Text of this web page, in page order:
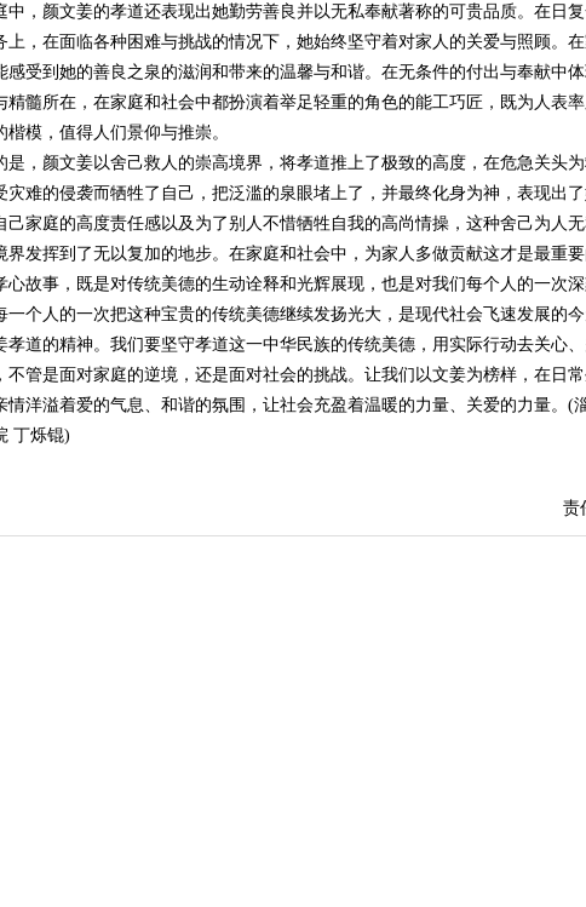
颜文姜的孝道还表现出她勤劳善良并以无私奉献著称的可贵品质。在日复
上，在面临各种困难与挑战的情况下，她始终坚守着对家人的关爱与照顾。
感受到她的善良之泉的滋润和带来的温馨与和谐。在无条件的付出与奉献中
精髓所在，在家庭和社会中都扮演着举足轻重的角色的能工巧匠，既为人表
楷模，值得人们景仰与推崇。
颜文姜以舍己救人的崇高境界，将孝道推上了极致的高度，在危急关头
灾难的侵袭而牺牲了自己，把泛滥的泉眼堵上了，并最终化身为神，表现出
己家庭的高度责任感以及为了别人不惜牺牲自我的高尚情操，这种舍己为人
界发挥到了无以复加的地步。在家庭和社会中，为家人多做贡献这才是最重要
事，既是对传统美德的生动诠释和光辉展现，也是对我们每个人的一次深
一个人的一次把这种宝贵的传统美德继续发扬光大，是现代社会飞速发展的
孝道的精神。我们要坚守孝道这一中华民族的传统美德，用实际行动去关心、
不管是面对家庭的逆境，还是面对社会的挑战。让我们以文姜为榜样，在日
情洋溢着爱的气息、和谐的氛围，让社会充盈着温暖的力量、关爱的力量。(
丁烁锟)
责